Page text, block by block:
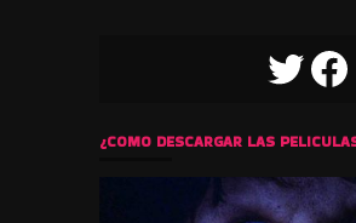
TWITTER
¿COMO DESCARGAR LAS